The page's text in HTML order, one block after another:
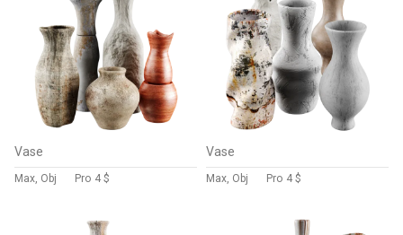
Vase
Max, Obj Pro 4 $
Vase
Max, Obj Pro 4 $